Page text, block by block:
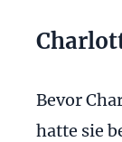
Bevor
hatte sie